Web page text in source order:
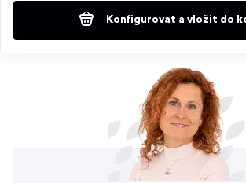
Konfigurovat a vložit do